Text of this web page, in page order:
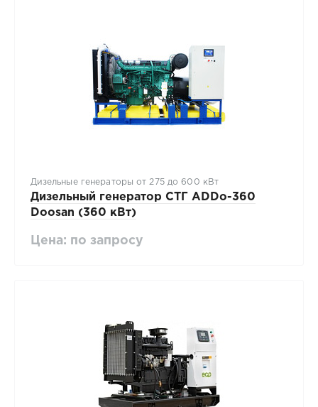
Дизельные генераторы от 275 до 600 кВт
Дизельный генератор СТГ ADDo-360
Doosan (360 кВт)
Цена: по запросу